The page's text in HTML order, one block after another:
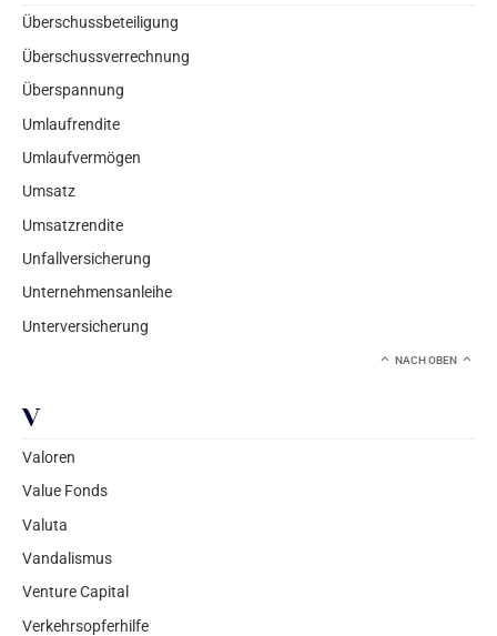
Überschussbeteiligung
Überschussverrechnung
Überspannung
Umlaufrendite
Umlaufvermögen
Umsatz
Umsatzrendite
Unfallversicherung
Unternehmensanleihe
Unterversicherung
NACH OBEN
V
Valoren
Value Fonds
Valuta
Vandalismus
Venture Capital
Verkehrsopferhilfe